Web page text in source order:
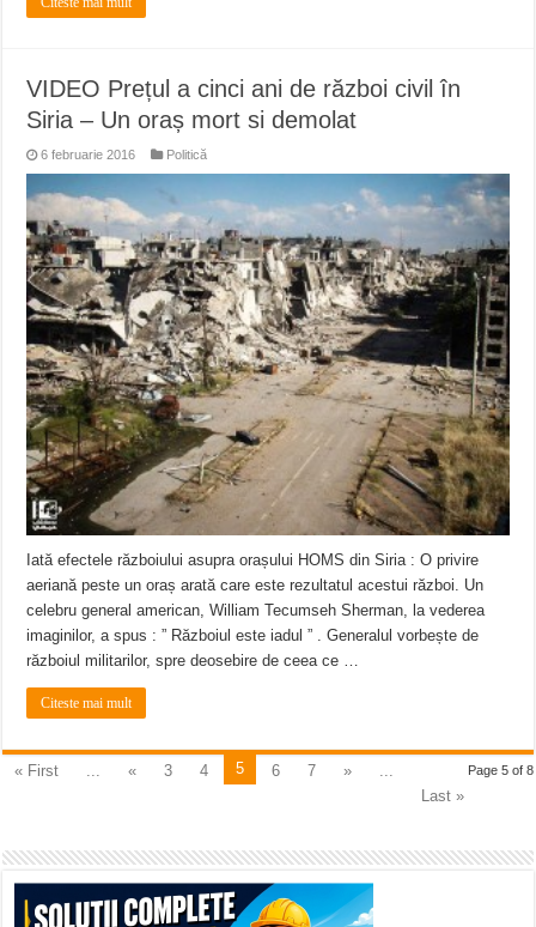
VIDEO Prețul a cinci ani de război civil în
Siria – Un oraș mort si demolat
6 februarie 2016 Politică
Iată efectele războiului asupra orașului HOMS din Siria : O privire
aeriană peste un oraș arată care este rezultatul acestui război. Un
celebru general american, William Tecumseh Sherman, la vederea
imaginilor, a spus : ” Războiul este iadul ” . Generalul vorbește de
războiul militarilor, spre deosebire de ceea ce …
Citeste mai mult
Page 5 of 8
« First ... « 3 4 5 6 7 »
...
Last »